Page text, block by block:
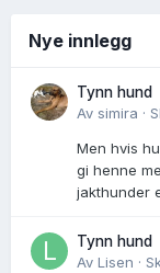
Nye innlegg
Tynn hund
Av simira ·
Men hvis
gi henne
jakthunder
Tynn hund
Av Lisen ·